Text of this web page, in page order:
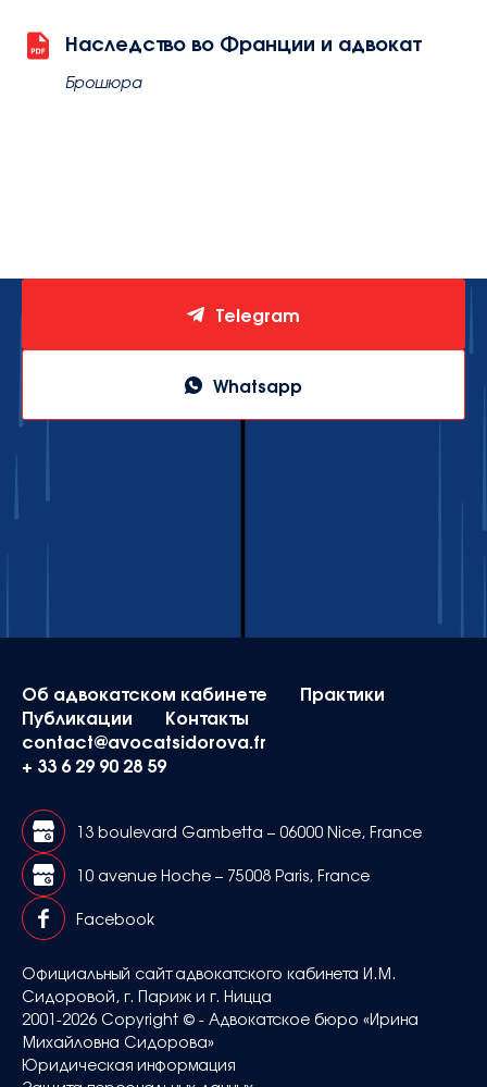
Наследство во Франции и адвокат
Брошюра
Telegram
Whatsapp
Об адвокатском кабинете
Практики
Публикации
Контакты
contact@avocatsidorova.fr
+ 33 6 29 90 28 59
13 boulevard Gambetta – 06000 Nice, France
10 avenue Hoche – 75008 Paris, France
Facebook
Официальный сайт адвокатского кабинета И.М.
Сидоровой, г. Париж и г. Ницца
2001-2026 Copyright © - Адвокатское бюро «Ирина
Михайловна Сидорова»
Юридическая информация